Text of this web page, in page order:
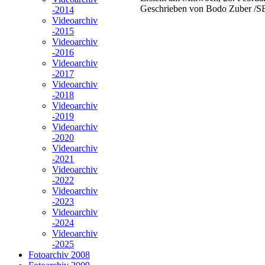
-2014
Videoarchiv
-2015
Videoarchiv
-2016
Videoarchiv
-2017
Videoarchiv
-2018
Videoarchiv
-2019
Videoarchiv
-2020
Videoarchiv
-2021
Videoarchiv
-2022
Videoarchiv
-2023
Videoarchiv
-2024
Videoarchiv
-2025
Fotoarchiv 2008
Geschrieben von Bodo Zuber /